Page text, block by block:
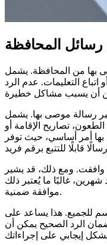
رسائل المحافظة
بها من المحافظة. يشمل
اتباع التعليمات. عدم الرد
عبر رسالة موصى بها. يشمل
تصاريح الإقامة أو
بها أمر أساسي، حيث توفر
وافقت. ومع ذلك، قد يشير
غالبًا ما يُعتبر ذلك
موافقة ضمنية.
للجميع. هذا يساعد على
الرد الصحيح يمكن أن